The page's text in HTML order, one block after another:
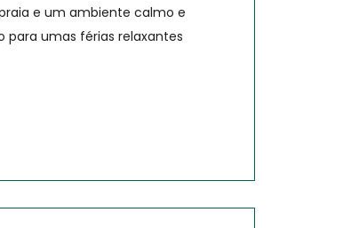
e um ambiente calmo e
para umas férias relaxantes